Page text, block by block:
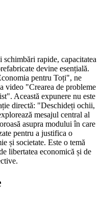
rapide, capacitatea
devine esențială.
pentru Toți", ne
video "Crearea de probleme
Această expunere nu este
directă: "Deschideți ochii,
mesajul central al
asupra modului în care
pentru a justifica o
și societate. Este o temă
libertatea economică și de